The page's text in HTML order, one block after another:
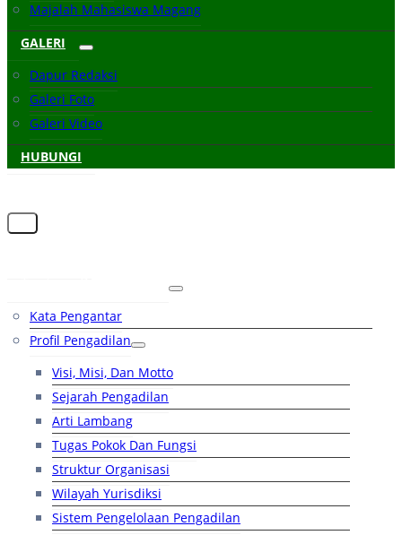
Majalah Mahasiswa Magang
GALERI
Dapur Redaksi
Galeri Foto
Galeri Video
HUBUNGI
Kata Pengantar
Profil Pengadilan
Visi, Misi, Dan Motto
Sejarah Pengadilan
Arti Lambang
Tugas Pokok Dan Fungsi
Struktur Organisasi
Wilayah Yurisdiksi
Sistem Pengelolaan Pengadilan